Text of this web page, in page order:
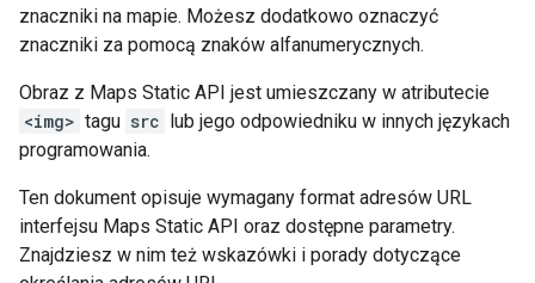
znaczniki na mapie. Możesz dodatkowo oznaczyć
znaczniki za pomocą znaków alfanumerycznych.
Obraz z Maps Static API jest umieszczany w atributecie
<img> tagu src lub jego odpowiedniku w innych językach
programowania.
Ten dokument opisuje wymagany format adresów URL
interfejsu Maps Static API oraz dostępne parametry.
Znajdziesz w nim też wskazówki i porady dotyczące